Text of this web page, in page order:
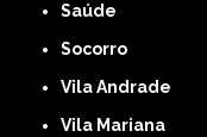
Saúde
Socorro
Vila Andrade
Vila Mariana